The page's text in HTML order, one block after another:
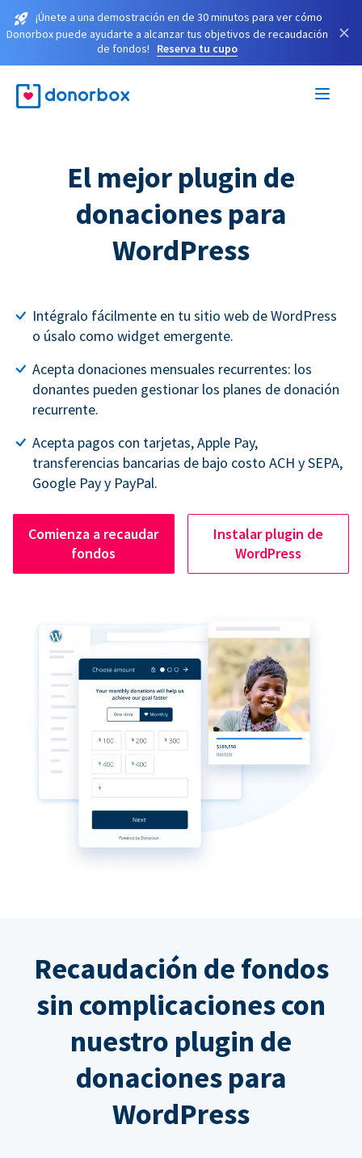
¡Únete a una demostración en de 30 minutos para ver cómo
Donorbox puede ayudarte a alcanzar tus objetivos de recaudación
de fondos!
Reserva tu cupo
×
El mejor plugin de
donaciones para
WordPress
Intégralo fácilmente en tu sitio web de WordPress
o úsalo como widget emergente.
Acepta donaciones mensuales recurrentes: los
donantes pueden gestionar los planes de donación
recurrente.
Acepta pagos con tarjetas, Apple Pay,
transferencias bancarias de bajo costo ACH y SEPA,
Google Pay y PayPal.
Comienza a recaudar
fondos
Instalar plugin de
WordPress
Recaudación de fondos
sin complicaciones con
nuestro plugin de
donaciones para
WordPress